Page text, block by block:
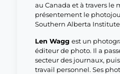
au Canada et à travers le
présentement le
Southern Alberta Institute
Len Wagg est un
éditeur de photo. Il a
secteur des journaux, puis
travail personnel. Ses